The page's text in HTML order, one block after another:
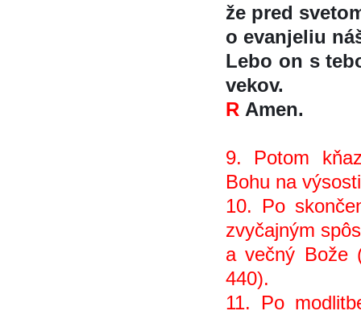
že pred
o evanjeliu
Lebo on s
vekov.
R Amen.
9. Potom
Bohu na
10. Po
zvyčajným
a večný Bože
440).
11. Po